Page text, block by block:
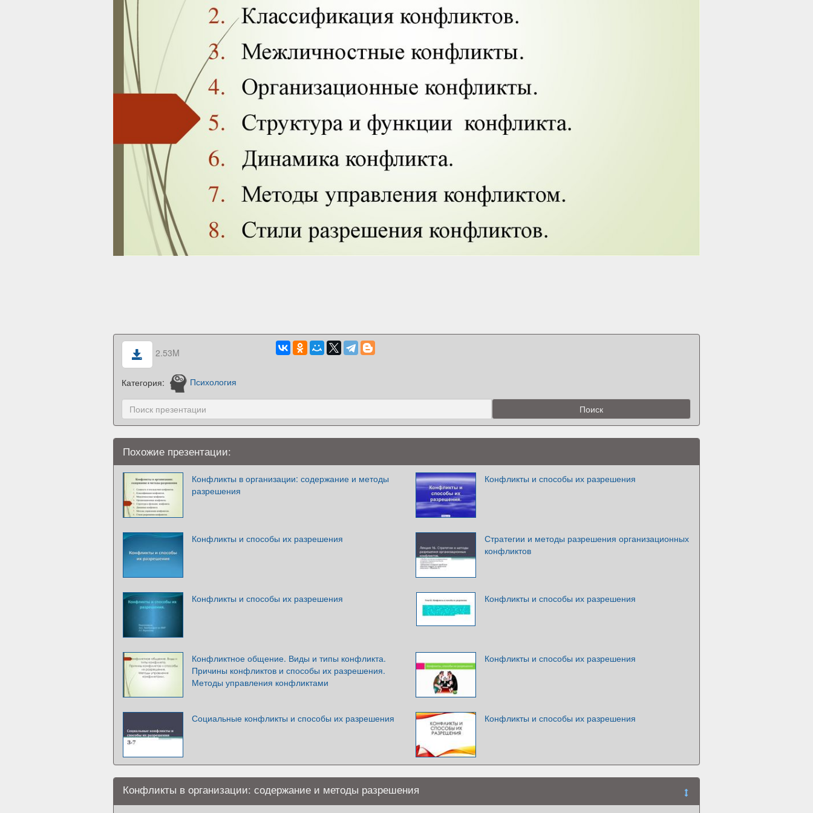
2.53M
Категория: Психология
Похожие презентации:
Конфликты в организации: содержание и методы
разрешения
Конфликты и способы их разрешения
Конфликты и способы их разрешения
Стратегии и методы разрешения организационных
конфликтов
Конфликты и способы их разрешения Конфликты и способы их разрешения
Конфликтное общение. Виды и типы конфликта.
Причины конфликтов и способы их разрешения.
Методы управления конфликтами
Конфликты и способы их разрешения
Социальные конфликты и способы их разрешения Конфликты и способы их разрешения
Конфликты в организации: содержание и методы разрешения